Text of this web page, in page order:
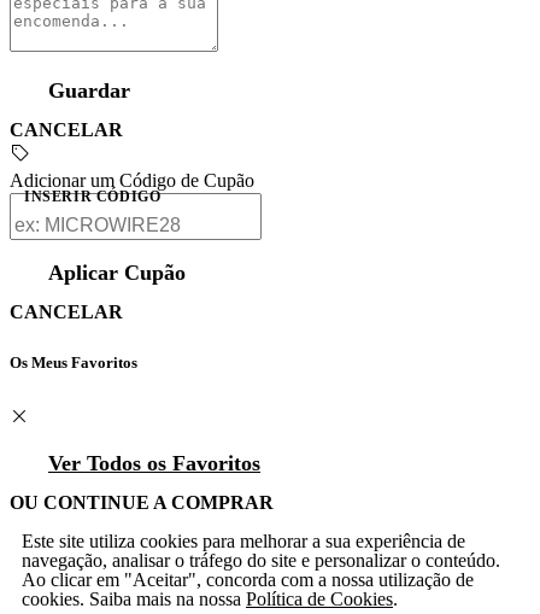
Guardar
CANCELAR
Adicionar um Código de Cupão
INSERIR CÓDIGO
Aplicar Cupão
CANCELAR
Os Meus Favoritos
Ver Todos os Favoritos
OU CONTINUE A COMPRAR
Este site utiliza cookies para melhorar a sua experiência de
navegação, analisar o tráfego do site e personalizar o conteúdo.
Ao clicar em "Aceitar", concorda com a nossa utilização de
cookies. Saiba mais na nossa Política de Cookies.